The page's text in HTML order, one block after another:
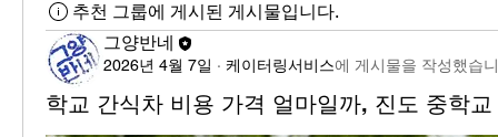
추천 그룹에 게시된 게시물입니다.
그양반네
2026년 4월 7일 · 케이터링서비스에 게시물을 작성했습
학교 간식차 비용 가격 얼마일까, 진도 중학